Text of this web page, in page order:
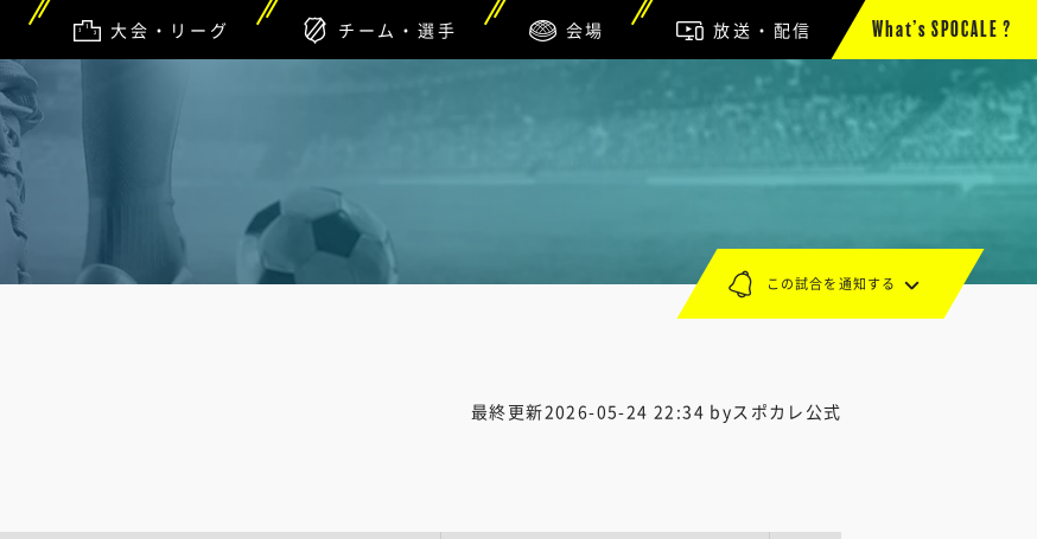
大会・リーグ チーム・選手 会場 放送・配信 What’s SPOCALE ?
最終更新2026-05-24 22:34 byスポカレ公式
この試合を通知する